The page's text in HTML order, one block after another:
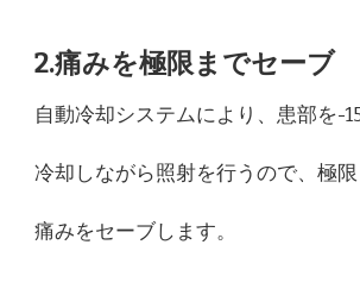
2.痛みを極限までセーブ
自動冷却システムにより、患部を-
冷却しながら照射を行うので、極
痛みをセーブします。